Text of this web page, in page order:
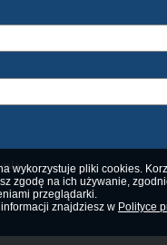
wykorzystuje pliki cookies.
zgodę na ich używanie,
przeglądarki.
znajdziesz w Polityce